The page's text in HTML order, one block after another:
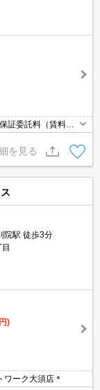
証委託料（賃料総
ク。エレベーター
を見る
院駅 徒歩3分
)
ワーク大須店＊